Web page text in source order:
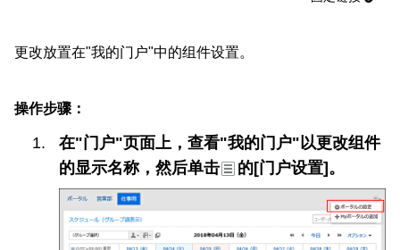
更改放置在"我的门户"中的组件设置。
操作步骤：
在"门户"页面上，查看"我的门户"以更改组件
的显示名称，然后单击
的[门户设置]。